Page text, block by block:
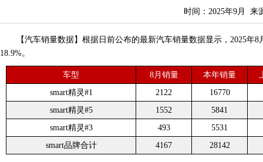
时间：2025年9月 来
【汽车销量数据】根据日前公布的最新汽车销量数据显示，2025年
18.9%。
车型 8月销量 本年销量
smart精灵#1
2122
16770
smart精灵#5
1552
5841
smart精灵#3
493
5531
smart品牌合计
4167 28142